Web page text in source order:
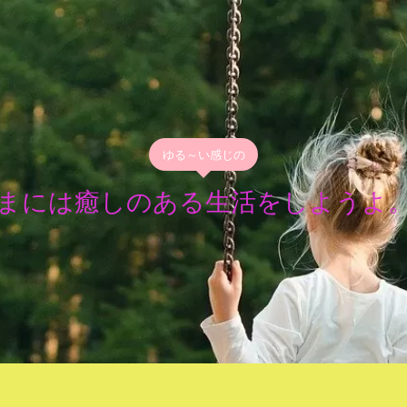
ゆる～い感じの
には癒しのある生活をしようよ